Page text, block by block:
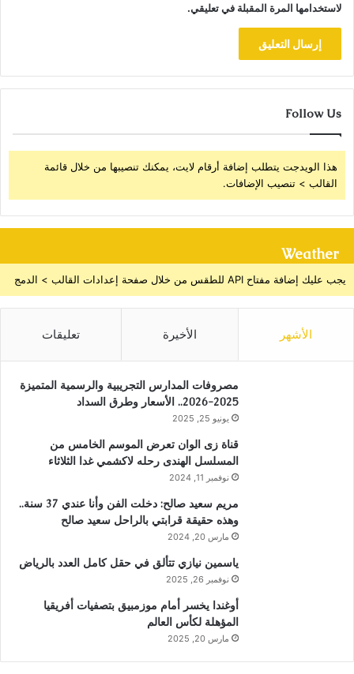
لاستخدامها المرة المقبلة في تعليقي.
Follow Us
هذا الويدجت يتطلب إضافة أرقام لايت، يمكنك تنصيبها من خلال قائمة
القالب > تنصيب الإضافات.
Weather
يجب عليك إضافة مفتاح API للطقس من خلال صفحة إعدادات القالب > الدمج
الأشهر الأخيرة تعليقات
مصروفات المدارس التجريبية والرسمية المتميزة
2025-2026.. الأسعار وطرق السداد
يونيو 25, 2025
قناة زى الوان تعرض الموسم الخامس من
المسلسل الهندى رحله لاكشمي غدا الثلاثاء
نوفمبر 11, 2024
مريم سعيد صالح: دخلت الفن وأنا عندي 37 سنة..
وهذه حقيقة قرابتي بالراحل سعيد صالح
مارس 20, 2024
ياسمين نيازي تتألق في حقل كامل العدد بالرياض
نوفمبر 26, 2025
أوغندا يخسر أمام موزمبيق بتصفيات أفريقيا
المؤهلة لكأس العالم
مارس 20, 2025